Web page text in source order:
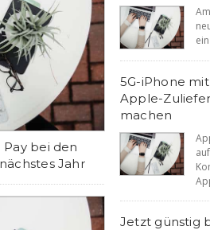
bei den
Jahr
5G-iPhone
Apple-
machen
Jetzt günstig